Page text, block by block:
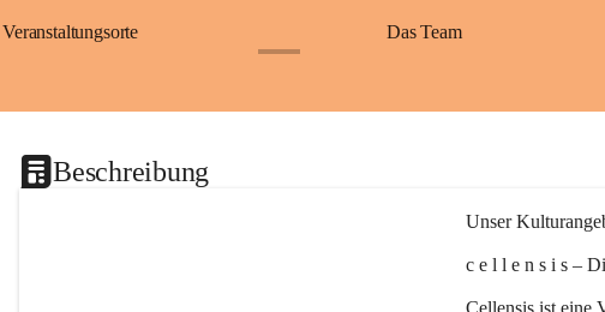
Veranstaltungsorte Das Team
Beschreibung
Unser
c e l l e n s i s –
Cellensis ist eine